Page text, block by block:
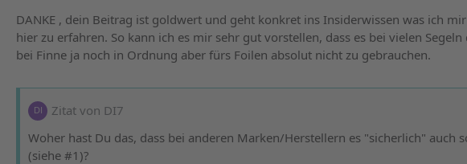
DANKE , dein Beitrag ist goldwert und geht konkret ins Insiderwissen was ich
hier zu erfahren. So kann ich es mir sehr gut vorstellen, dass es bei vielen Segeln
bei Finne ja noch in Ordnung aber fürs Foilen absolut nicht zu gebrauchen.
Zitat von DI7
Woher hast Du das, dass bei anderen Marken/Herstellern es "sicherlich" auch
(siehe #1)?